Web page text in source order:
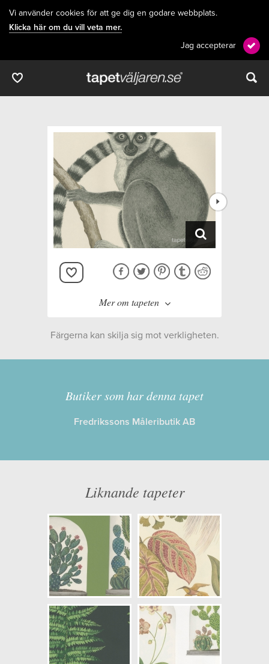
Vi använder cookies för att ge dig en godare webbplats.
Klicka här om du vill veta mer.
Jag accepterar
Mer om tapeten
Kollektion:
The Glasshouse
Information
Längd x Bredd: 10,00 x 0,52
Artikelnummer: 216665
NCS Bottenkulör: S0804-Y10R
Färg: Grön, Beige, Brun, Grå,
Svartaktig
Mönster: Djur, Växter, Grenar
Struktur: Slät
Cirkapris: 1610,00 kr
(Kontakta din färghandlare för
Färgerna kan skilja sig mot verkligheten.
Butiker som har denna tapet
Fredrikssons Måleributik AB
Liknande tapeter